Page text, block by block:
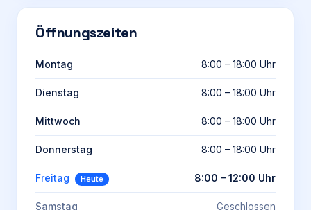
Öffnungszeiten
Montag 8:00 – 18:00 Uhr
Dienstag 8:00 – 18:00 Uhr
Mittwoch 8:00 – 18:00 Uhr
Donnerstag 8:00 – 18:00 Uhr
Freitag Heute 8:00 – 12:00 Uhr
Samstag Geschlossen